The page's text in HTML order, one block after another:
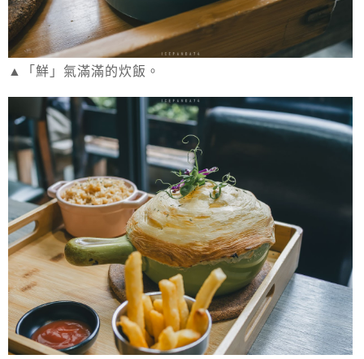
▲「鮮」氣滿滿的炊飯。